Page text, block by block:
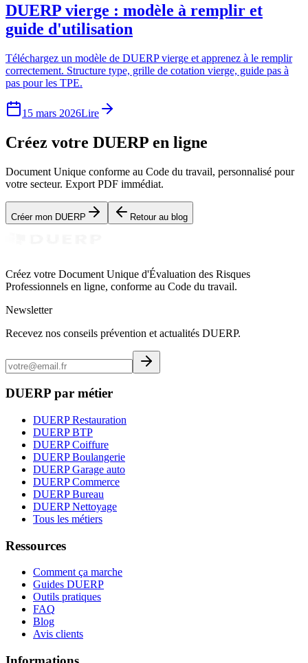
DUERP vierge : modèle à remplir et
guide d'utilisation
Téléchargez un modèle de DUERP vierge et apprenez à le remplir
correctement. Structure type, grille de cotation vierge, guide pas à
pas pour les TPE.
15 mars 2026Lire
Créez votre DUERP en ligne
Document Unique conforme au Code du travail, personnalisé pour
votre secteur. Export PDF immédiat.
Créer mon DUERP Retour au blog
Créez votre Document Unique d'Évaluation des Risques
Professionnels en ligne, conforme au Code du travail.
Newsletter
Recevez nos conseils prévention et actualités DUERP.
DUERP par métier
DUERP Restauration
DUERP BTP
DUERP Coiffure
DUERP Boulangerie
DUERP Garage auto
DUERP Commerce
DUERP Bureau
DUERP Nettoyage
Tous les métiers
Ressources
Comment ça marche
Guides DUERP
Outils pratiques
FAQ
Blog
Avis clients